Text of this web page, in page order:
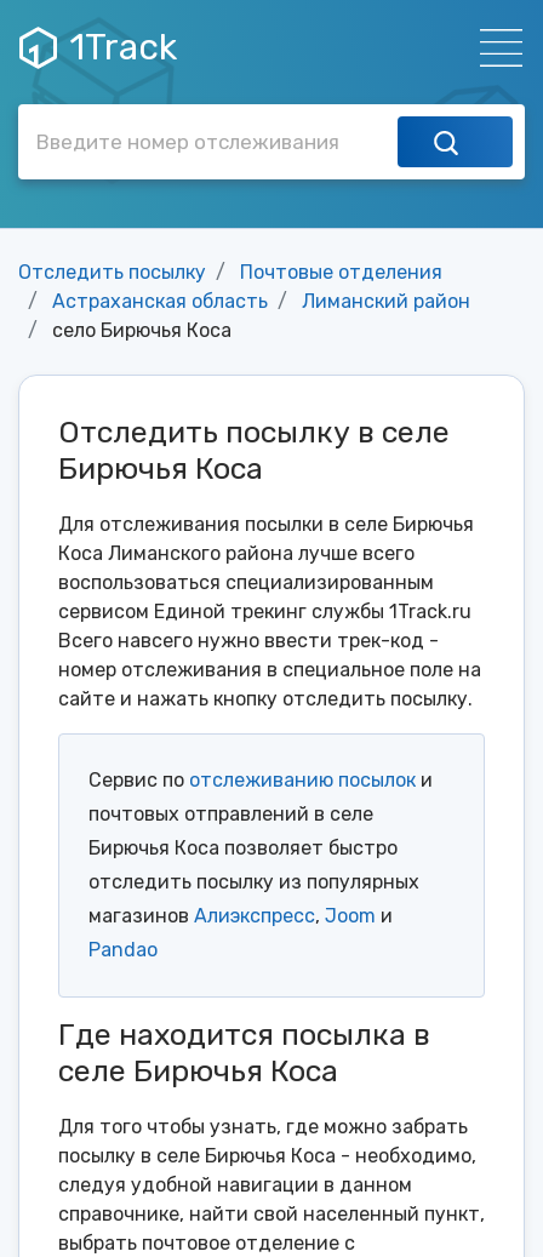
1Track
Отследить посылку
Почтовые отделения
Астраханская область
Лиманский район
село Бирючья Коса
Отследить посылку в селе
Бирючья Коса
Для отслеживания посылки в селе Бирючья
Коса Лиманского района лучше всего
воспользоваться специализированным
сервисом Единой трекинг службы 1Track.ru
Всего навсего нужно ввести трек-код -
номер отслеживания в специальное поле на
сайте и нажать кнопку отследить посылку.
Сервис по отслеживанию посылок и
почтовых отправлений в селе
Бирючья Коса позволяет быстро
отследить посылку из популярных
магазинов Алиэкспресс, Joom и
Pandao
Где находится посылка в
селе Бирючья Коса
Для того чтобы узнать, где можно забрать
посылку в селе Бирючья Коса - необходимо,
следуя удобной навигации в данном
справочнике, найти свой населенный пункт,
выбрать почтовое отделение с